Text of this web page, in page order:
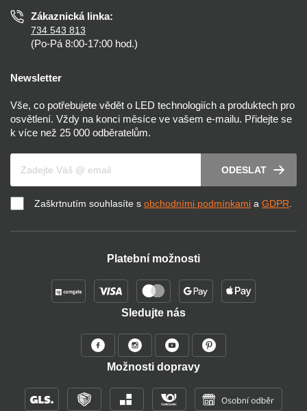
Zákaznická linka:
734 543 813
(Po-Pá 8:00-17:00 hod.)
Newsletter
Vše, co potřebujete vědět o LED technologiích a produktech pro
osvětlení. Vždy na konci měsíce ve vašem e-mailu. Přidejte se
k více než 25 000 odběratelům.
ODESLAT
Zaškrtnutím souhlasíte s obchodními podmínkami a GDPR.
Platební možnosti
Sledujte nás
Možnosti dopravy